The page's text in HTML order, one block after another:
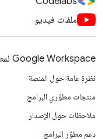
ملفات فيديو
Google Workspace لمطوّري البرامج
نظرة عامة حول المنصة
منتجات مطوّري البرامج
ملاحظات حول الإصدار
دعم مطوّر البرامج